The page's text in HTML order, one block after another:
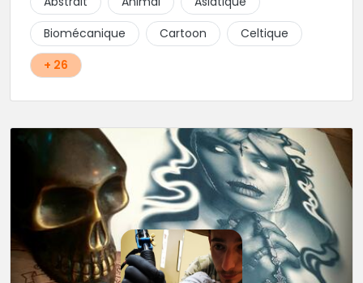
school, fantasy ou encore réaliste, Niko, Anthony,
Cody et les nombreux Guest seront adapter vos
idées en tatouages uniques et créatifs.
Biomécanique
Cartoon
Celtique
+ 26